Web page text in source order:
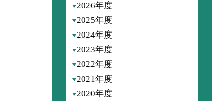
2026年度
2025年度
2024年度
2023年度
2022年度
2021年度
2020年度